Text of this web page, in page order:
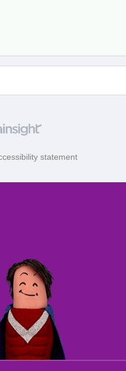
statement